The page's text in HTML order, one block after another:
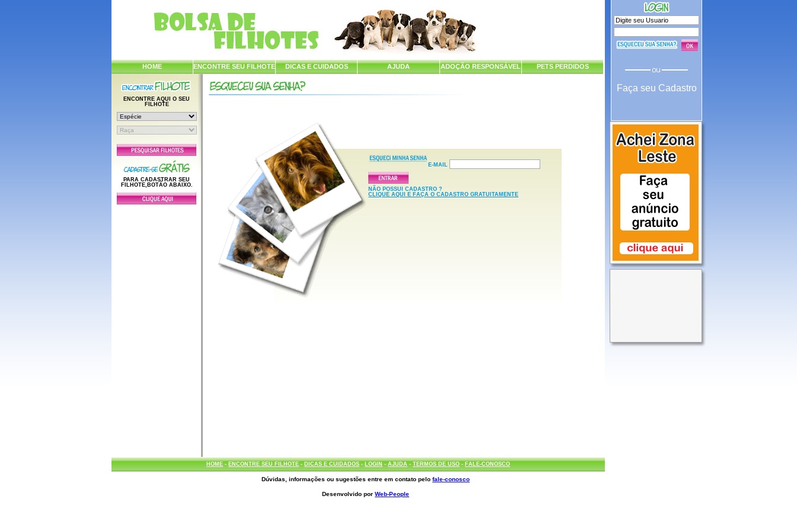
HOME ENCONTRE SEU FILHOTE DICAS E CUIDADOS AJUDA ADOÇÃO RESPONSÁVEL PETS PERDIDOS
ENCONTRE AQUI O SEU
FILHOTE
PARA CADASTRAR SEU
FILHOTE,BOTÃO ABAIXO.
E-MAIL
NÃO POSSUI CADASTRO ?
CLIQUE AQUI E FAÇA O CADASTRO GRATUITAMENTE
HOME- ENCONTRE SEU FILHOTE- DICAS E CUIDADOS- LOGIN-AJUDA-TERMOS DE USO- FALE-CONOSCO
Faça seu Cadastro
Dúvidas, informações ou sugestões entre em contato pelofale-conosco
Desenvolvido porWeb-People